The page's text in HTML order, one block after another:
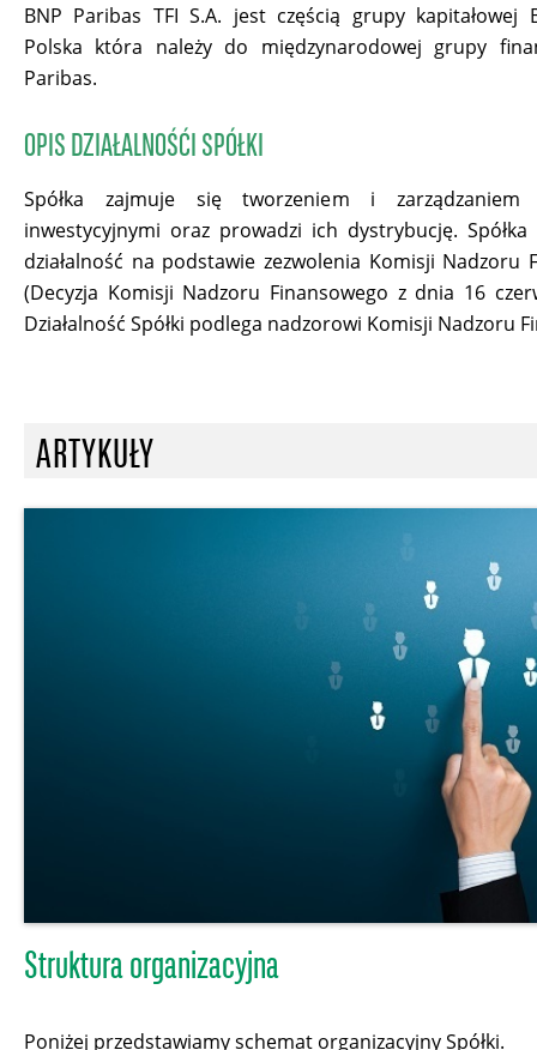
BNP Paribas TFI S.A. jest częścią grupy kapitałowej
Polska która należy do międzynarodowej grupy
Paribas.
OPIS DZIAŁALNOŚĆI SPÓŁKI
Spółka zajmuje się tworzeniem i zarządzaniem
inwestycyjnymi oraz prowadzi ich dystrybucję.
działalność na podstawie zezwolenia Komisji Nadzoru
(Decyzja Komisji Nadzoru Finansowego z dnia 16
Działalność Spółki podlega nadzorowi Komisji Nadzoru
ARTYKUŁY
Struktura organizacyjna
Poniżej przedstawiamy schemat organizacyjny Spółki.